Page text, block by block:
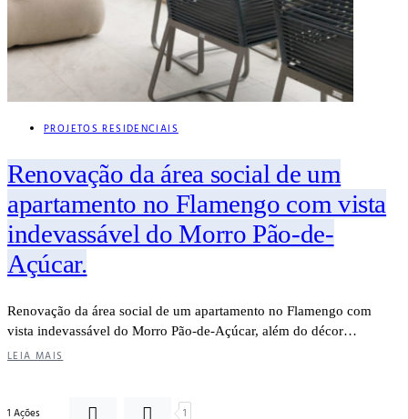
PROJETOS RESIDENCIAIS
Renovação da área social de um
apartamento no Flamengo com vista
indevassável do Morro Pão-de-
Açúcar.
Renovação da área social de um apartamento no Flamengo com
vista indevassável do Morro Pão-de-Açúcar, além do décor…
LEIA MAIS
1 Ações 1